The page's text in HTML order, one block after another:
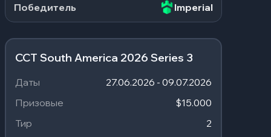
Победитель Imperial
CCT South America 2026 Series 3
Даты
27.06.2026 - 09.07.2026
Призовые
$15.000
Тир
2